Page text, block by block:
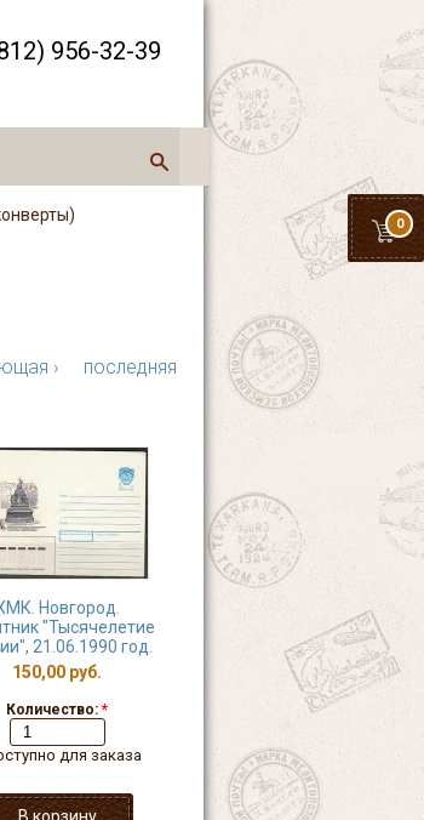
956-32-39
0
›
последняя
Новгород.
"Тысячелетие
21.06.1990 год.
150,00 руб.
Количество: *
для заказа